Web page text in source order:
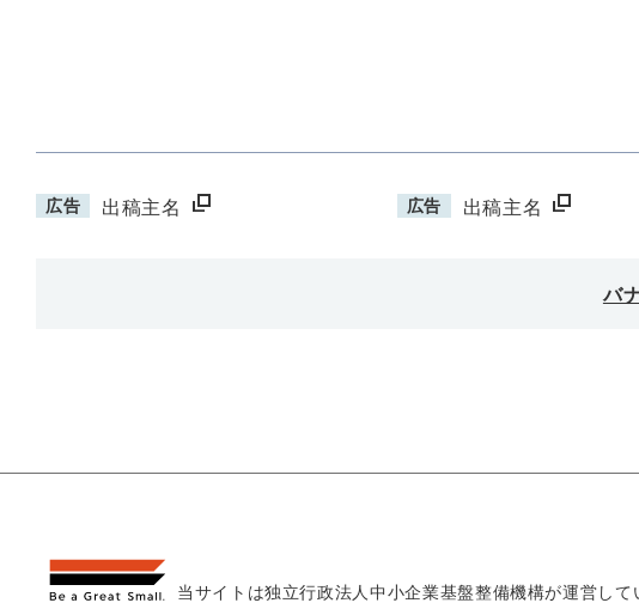
広告 出稿主名 広告 出稿主名
バ
当サイトは独立行政法人中小企業基盤整備機構が運営して